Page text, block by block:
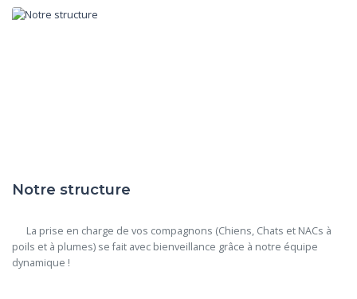
Notre structure
poils et à plumes) se fait avec bienveillance grâce à notre équipe
dynamique !